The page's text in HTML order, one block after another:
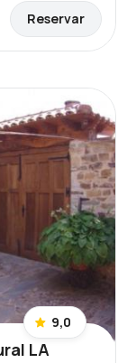
Reservar
9,0
LA